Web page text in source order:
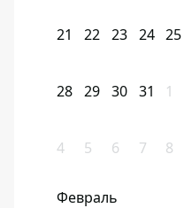
21 22 23 24 25
28 29 30 31 1
4 5 6 7 8
Февраль